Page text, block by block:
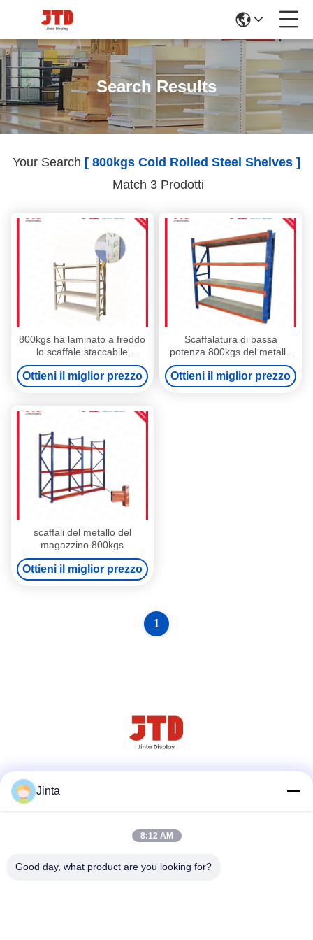
Search Results
Your Search [ 800kgs Cold Rolled Steel Shelves ]
Match 3 Prodotti
800kgs ha laminato a freddo
lo scaffale staccabile
3000mm d'acciaio degli
scaffali 1500mm
Ottieni il miglior prezzo
Scaffalatura di bassa
potenza 800kgs del metallo
del CE ogni scaffale blu di
strato 4m
Ottieni il miglior prezzo
scaffali del metallo del
magazzino 800kgs
Ottieni il miglior prezzo
1
Jinta
8:12 AM
Good day, what product are you looking for?